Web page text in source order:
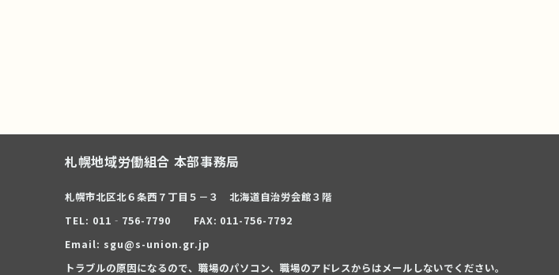
札幌地域労働組合 本部事務局
札幌市北区北６条西７丁目５－３ 北海道自治労会館３階
TEL: 011‐756-7790
FAX: 011-756-7792
Email: sgu@s-union.gr.jp
トラブルの原因になるので、職場のパソコン、職場のアドレスからはメールしないでください。